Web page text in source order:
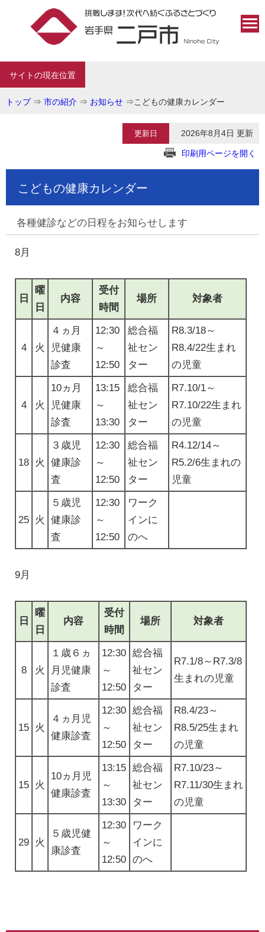
サイトの現在位置
トップ⇒ 市の紹介 ⇒ お知らせ ⇒こどもの健康カレンダー
更新日 2026年8月4日 更新
印刷用ページを開く
こどもの健康カレンダー
各種健診などの日程をお知らせします
8月
日
曜
日
内容
受付
時間
場所 対象者
4 火
４ヵ月
児健康
診査
12:30
～
12:50
総合福
祉セン
ター
R8.3/18～
R8.4/22生まれ
の児童
4 火
10ヵ月
児健康
診査
13:15
～
13:30
総合福
祉セン
ター
R7.10/1～
R7.10/22生まれ
の児童
18 火
３歳児
健康診
査
12:30
～
12:50
総合福
祉セン
ター
R4.12/14～
R5.2/6生まれの
児童
25 火
５歳児
健康診
査
12:30
～
12:50
ワーク
インに
のへ
9月
日
曜
日
内容
受付
時間
場所 対象者
8 火
１歳６ヵ
月児健康
診査
12:30
～
12:50
総合福
祉セン
ター
R7.1/8～R7.3/8
生まれの児童
15 火
４ヵ月児
健康診査
12:30
～
12:50
総合福
祉セン
ター
R8.4/23～
R8.5/25生まれ
の児童
15 火
10ヵ月児
健康診査
13:15
～
13:30
総合福
祉セン
ター
R7.10/23～
R7.11/30生まれ
の児童
29 火
５歳児健
康診査
12:30
～
12:50
ワーク
インに
のへ